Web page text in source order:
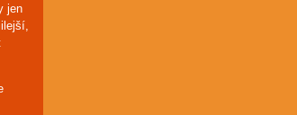
jen